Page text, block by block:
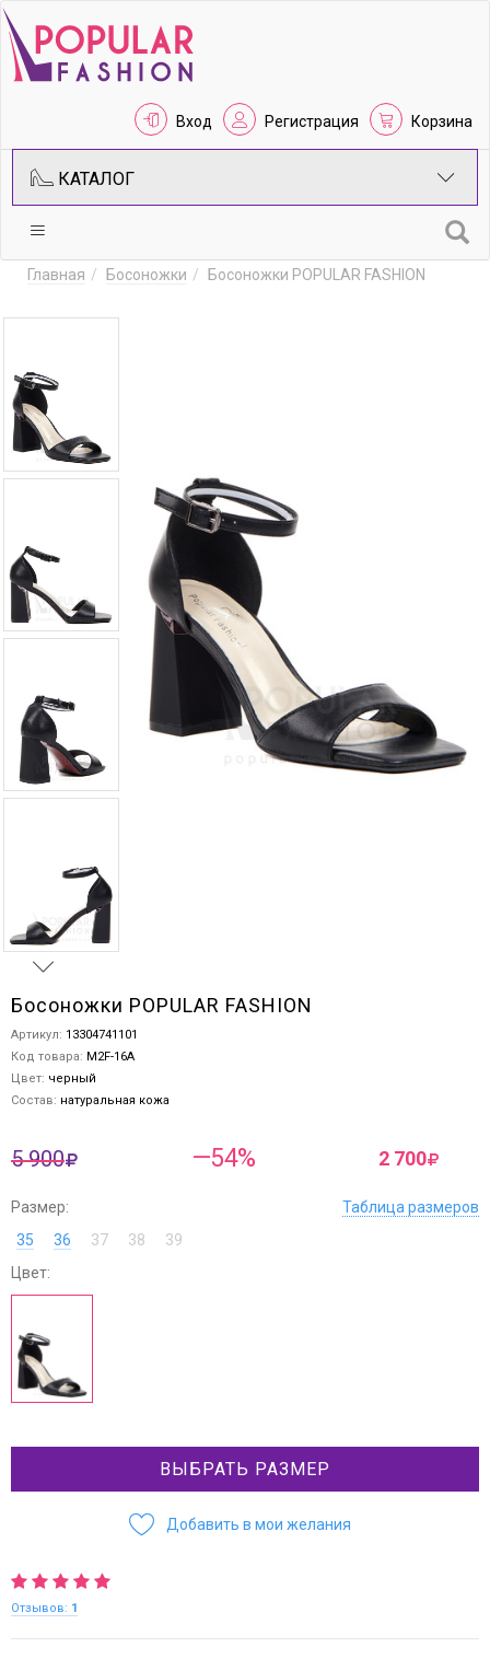
Вход Регистрация Корзина
КАТАЛОГ
Главная Босоножки Босоножки POPULAR FASHION
Босоножки POPULAR FASHION
Артикул: 13304741101
Код товара: M2F-16A
Цвет: черный
Состав: натуральная кожа
5 900 —54% 2 700
Размер:
Таблица размеров
35
36 37 38
39
Цвет:
ВЫБРАТЬ РАЗМЕР
Добавить в мои желания
Отзывов: 1